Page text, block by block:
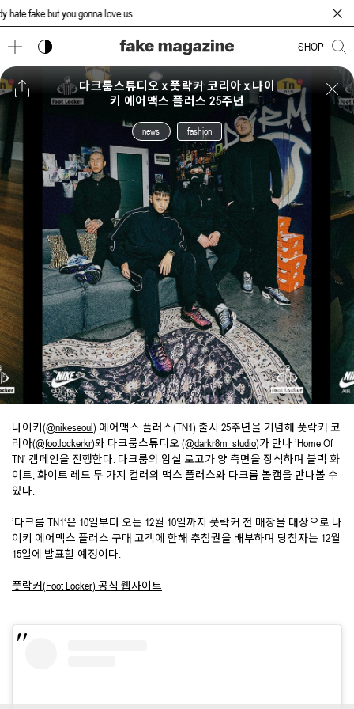
fake but you gonna love us.
다크 모드 토글 SHOP
다크룸스튜디오 x 풋락커 코리아 x 나이
키 에어맥스 플러스 25주년
news fashion
나이키(@nikeseoul) 에어맥스 플러스(TN1) 출시 25주년을 기념해 풋락커 코
리아(@footlockerkr)와 다크룸스튜디오 (@darkr8m_studio)가 만나 ’Home Of
TN‘ 캠페인을 진행한다. 다크룸의 암실 로고가 양 측면을 장식하며 블랙 화
이트, 화이트 레드 두 가지 컬러의 맥스 플러스와 다크룸 볼캡을 만나볼 수
있다.
’다크룸 TN1‘은 10일부터 오는 12월 10일까지 풋락커 전 매장을 대상으로 나
이키 에어맥스 플러스 구매 고객에 한해 추첨권을 배부하며 당첨자는 12월
15일에 발표할 예정이다.
풋락커(Foot Locker) 공식 웹사이트